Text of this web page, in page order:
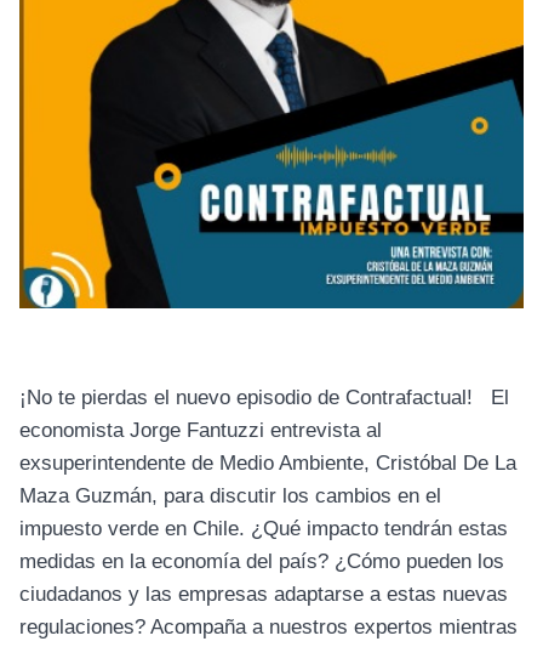
¡No te pierdas el nuevo episodio de Contrafactual! El
economista Jorge Fantuzzi entrevista al
exsuperintendente de Medio Ambiente, Cristóbal De La
Maza Guzmán, para discutir los cambios en el
impuesto verde en Chile. ¿Qué impacto tendrán estas
medidas en la economía del país? ¿Cómo pueden los
ciudadanos y las empresas adaptarse a estas nuevas
regulaciones? Acompaña a nuestros expertos mientras